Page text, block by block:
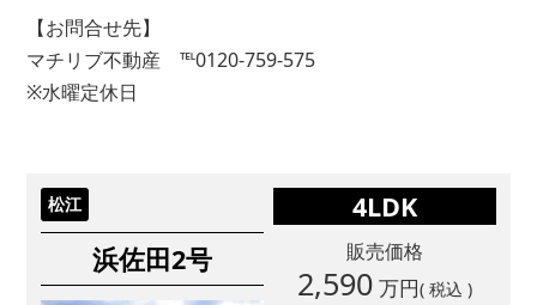
【お問合せ先】
マチリブ不動産 ℡0120-759-575
※水曜定休日
松江
浜佐田2号
4LDK
販売価格
2,590万円( 税込 )